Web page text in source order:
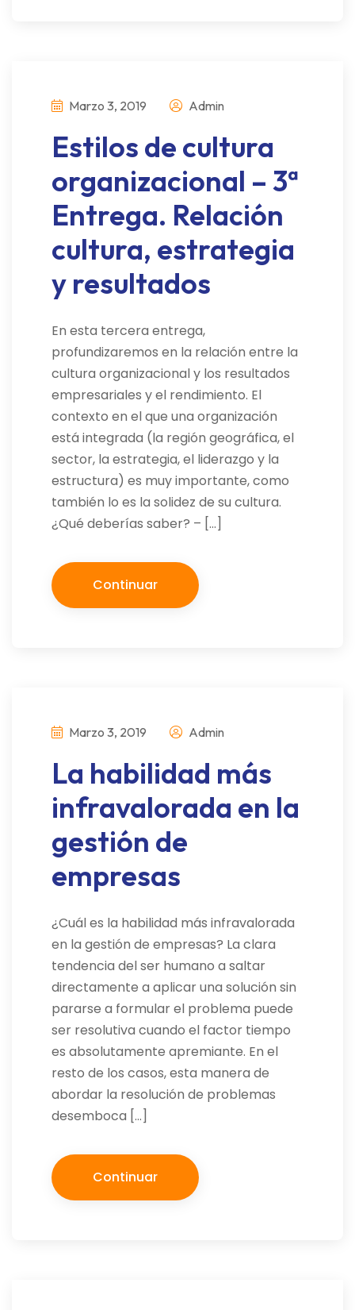
Marzo 3, 2019 Admin
Estilos de cultura
organizacional – 3ª
Entrega. Relación
cultura, estrategia
y resultados
En esta tercera entrega,
profundizaremos en la relación entre la
cultura organizacional y los resultados
empresariales y el rendimiento. El
contexto en el que una organización
está integrada (la región geográfica, el
sector, la estrategia, el liderazgo y la
estructura) es muy importante, como
también lo es la solidez de su cultura.
¿Qué deberías saber? – […]
Continuar
Marzo 3, 2019 Admin
La habilidad más
infravalorada en la
gestión de
empresas
¿Cuál es la habilidad más infravalorada
en la gestión de empresas? La clara
tendencia del ser humano a saltar
directamente a aplicar una solución sin
pararse a formular el problema puede
ser resolutiva cuando el factor tiempo
es absolutamente apremiante. En el
resto de los casos, esta manera de
abordar la resolución de problemas
desemboca […]
Continuar